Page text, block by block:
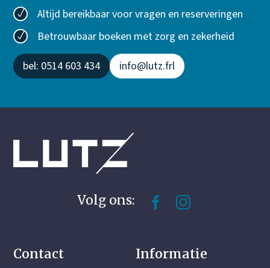
Buiten
Terrasvlonder aan het water
Terrasmeubilair
Loungeset
Altijd bereikbaar voor vragen en reserveringen
Betrouwbaar boeken met zorg en zekerheid
bel: 0514 603 434
info@lutz.frl
Volg ons:
Contact Informatie